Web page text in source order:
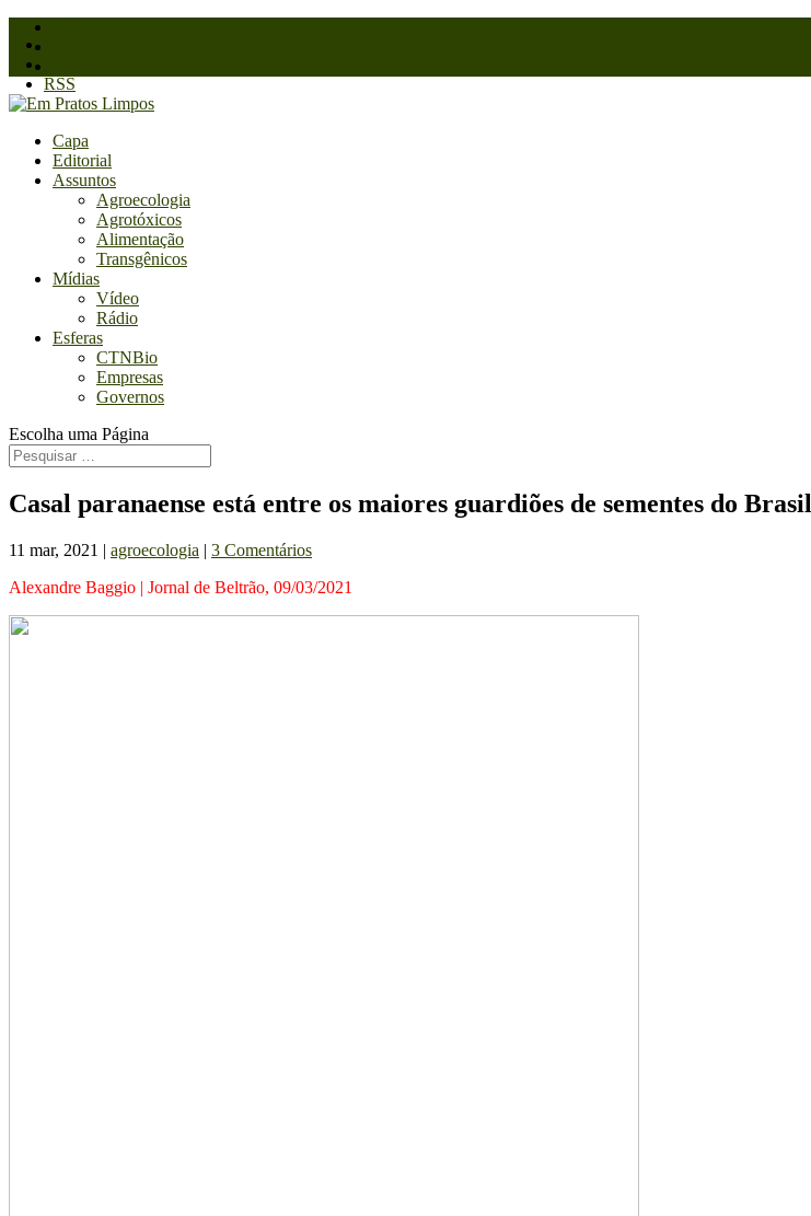
RSS
Capa
Editorial
Assuntos
Agroecologia
Agrotóxicos
Alimentação
Transgênicos
Mídias
Vídeo
Rádio
Esferas
CTNBio
Empresas
Governos
Escolha uma Página
Casal paranaense está entre os maiores guardiões de sementes do Brasil
11 mar, 2021 | agroecologia | 3 Comentários
Alexandre Baggio | Jornal de Beltrão, 09/03/2021